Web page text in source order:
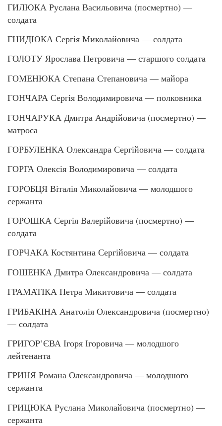
ГИЛЮКА Руслана Васильовича (посмертно) —
солдата
ГНИДЮКА Сергія Миколайовича — солдата
ГОЛОТУ Ярослава Петровича — старшого солдата
ГОМЕНЮКА Степана Степановича — майора
ГОНЧАРА Сергія Володимировича — полковника
ГОНЧАРУКА Дмитра Андрійовича (посмертно) —
матроса
ГОРБУЛЕНКА Олександра Сергійовича — солдата
ГОРГА Олексія Володимировича — солдата
ГОРОБЦЯ Віталія Миколайовича — молодшого
сержанта
ГОРОШКА Сергія Валерійовича (посмертно) —
солдата
ГОРЧАКА Костянтина Сергійовича — солдата
ГОШЕНКА Дмитра Олександровича — солдата
ГРАМАТІКА Петра Микитовича — солдата
ГРИБАКІНА Анатолія Олександровича (посмертно)
— солдата
ГРИГОР’ЄВА Ігоря Ігоровича — молодшого
лейтенанта
ГРИНЯ Романа Олександровича — молодшого
сержанта
ГРИЦЮКА Руслана Миколайовича (посмертно) —
сержанта